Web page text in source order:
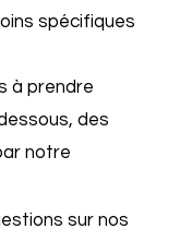
spécifiques
à prendre
des
notre
sur nos